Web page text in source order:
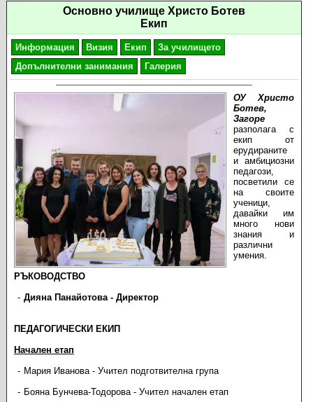
Основно училище Христо Ботев
Екип
Информация Визия Екип
За училището
Допълнителни занимания
Галерия
ОУ Христо
Ботев,
Загоре
разполага с
екип от
ерудираните
и амбициозни
педагози,
посветили се
на своите
ученици,
давайки им
много нови
знания и
различни
умения.
РЪКОВОДСТВО
Дияна Панайотова - Директор
ПЕДАГОГИЧЕСКИ ЕКИП
Начален етап
Мария Иванова - Учител подготвителна група
Бояна Бунчева-Тодорова - Учител начален етап